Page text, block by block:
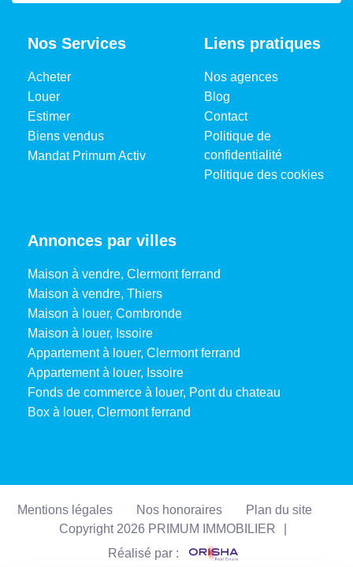
Nos Services
Acheter
Louer
Estimer
Biens vendus
Mandat Primum Activ
Liens pratiques
Nos agences
Blog
Contact
Politique de
confidentialité
Politique des cookies
Annonces par villes
Maison à vendre, Clermont ferrand
Maison à vendre, Thiers
Maison à louer, Combronde
Maison à louer, Issoire
Appartement à louer, Clermont ferrand
Appartement à louer, Issoire
Fonds de commerce à louer, Pont du chateau
Box à louer, Clermont ferrand
Mentions légales Nos honoraires
Plan du site
Copyright 2026 PRIMUM IMMOBILIER
Réalisé par :